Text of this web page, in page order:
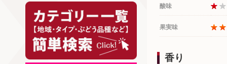
酸味
果実味
香り